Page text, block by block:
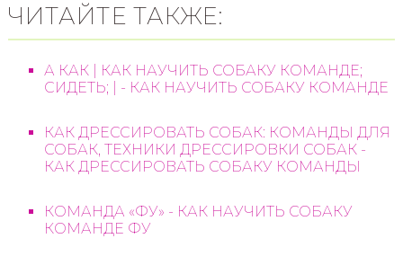
ЧИТАЙТЕ ТАКЖЕ:
А КАК | КАК НАУЧИТЬ СОБАКУ КОМАНДЕ;
СИДЕТЬ; | - КАК НАУЧИТЬ СОБАКУ КОМАНДЕ
КАК ДРЕССИРОВАТЬ СОБАК: КОМАНДЫ ДЛЯ
СОБАК, ТЕХНИКИ ДРЕССИРОВКИ СОБАК -
КАК ДРЕССИРОВАТЬ СОБАКУ КОМАНДЫ
КОМАНДА «ФУ» - КАК НАУЧИТЬ СОБАКУ
КОМАНДЕ ФУ